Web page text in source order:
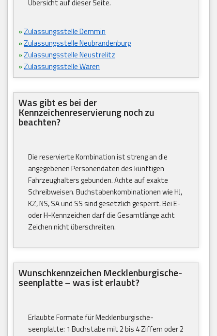
Übersicht auf dieser Seite.
»Zulassungsstelle Demmin
»Zulassungsstelle Neubrandenburg
»Zulassungsstelle Neustrelitz
»Zulassungsstelle Waren
Was gibt es bei der
Kennzeichenreservierung noch zu
beachten?
Die reservierte Kombination ist streng an die
angegebenen Personendaten des künftigen
Fahrzeughalters gebunden. Achte auf exakte
Schreibweisen. Buchstabenkombinationen wie HJ,
KZ, NS, SA und SS sind gesetzlich gesperrt. Bei E-
oder H-Kennzeichen darf die Gesamtlänge acht
Zeichen nicht überschreiten.
Wunschkennzeichen Mecklenburgische-
seenplatte – was ist erlaubt?
Erlaubte Formate für Mecklenburgische-
seenplatte: 1 Buchstabe mit 2 bis 4 Ziffern oder 2